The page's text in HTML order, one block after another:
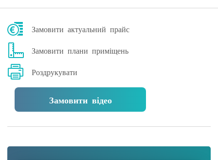
Замовити актуальний прайс
Замовити плани приміщень
Роздрукувати
Замовити відео